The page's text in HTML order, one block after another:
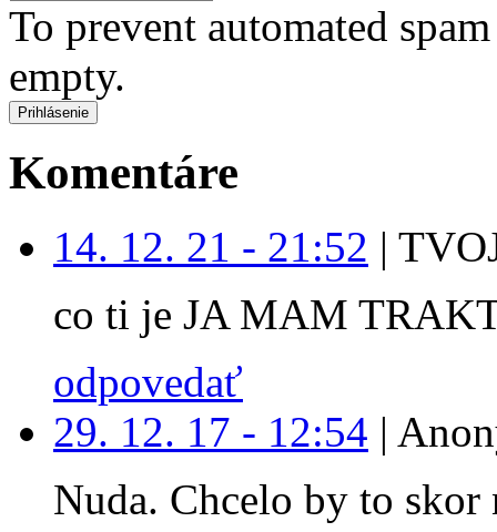
To prevent automated
empty.
Komentáre
14. 12. 21 - 21:52 |
co ti je JA MAM
odpovedať
29. 12. 17 - 12:54 |
Nuda. Chcelo by to